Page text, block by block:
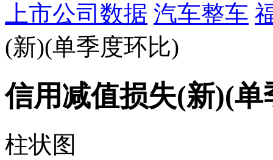
上市公司数据 汽车整车
(新)(单季度环比)
信用减值损失(新)(单
柱状图